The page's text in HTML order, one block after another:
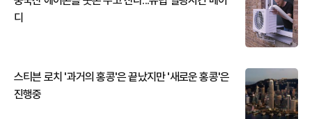
디
스티븐 로치 '과거의 홍콩'은 끝났지만 '새로운 홍콩'은
진행중